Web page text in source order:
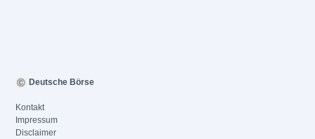
Deutsche Börse
Kontakt
Impressum
Disclaimer